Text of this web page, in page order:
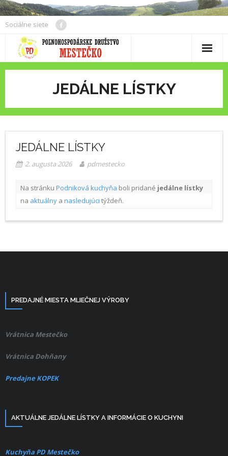
Skip
to
content
Sociálne siete
JEDÁLNE LÍSTKY
JEDÁLNE LÍSTKY
2. augusta 2026 pdmestecko
Na stránku Podniková kuchyňa boli pridané jedálne lístky
na aktuálny a nasledujúci týždeň.
PREDAJNÉ MIESTA MLIEČNEJ VÝROBY
Vrátnica Mestečko
Vrátnica Dohňany
Predajne KOPEK
AKTUÁLNE JEDÁLNE LÍSTKY A INFORMÁCIE O KUCHYNI
Kuchyňa PD Mestečko